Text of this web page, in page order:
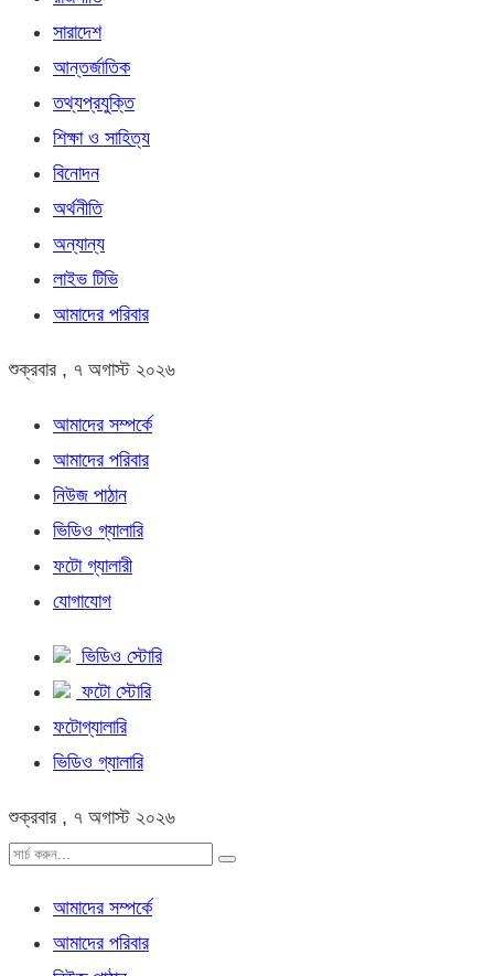
সারাদেশ
আন্তর্জাতিক
তথ্যপ্রযুক্তি
শিক্ষা ও সাহিত্য
বিনোদন
অর্থনীতি
অন্যান্য
লাইভ টিভি
আমাদের পরিবার
শুক্রবার , ৭ অগাস্ট ২০২৬
আমাদের সম্পর্কে
আমাদের পরিবার
নিউজ পাঠান
ভিডিও গ্যালারি
ফটো গ্যালারী
যোগাযোগ
ভিডিও স্টোরি
ফটো স্টোরি
ফটোগ্যালারি
ভিডিও গ্যালারি
শুক্রবার , ৭ অগাস্ট ২০২৬
আমাদের সম্পর্কে
আমাদের পরিবার